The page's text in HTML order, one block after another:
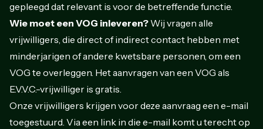
gepleegd dat relevant is voor de betreffende functie.
Wie moet een VOG inleveren? Wij vragen alle
vrijwilligers, die direct of indirect contact hebben met
minderjarigen of andere kwetsbare personen, om een
VOG te overleggen. Het aanvragen van een VOG als
E.V.V.C.-vrijwilliger is gratis.
Onze vrijwilligers krijgen voor deze aanvraag een e-mail
toegestuurd. Via een link in die e-mail komt u terecht op